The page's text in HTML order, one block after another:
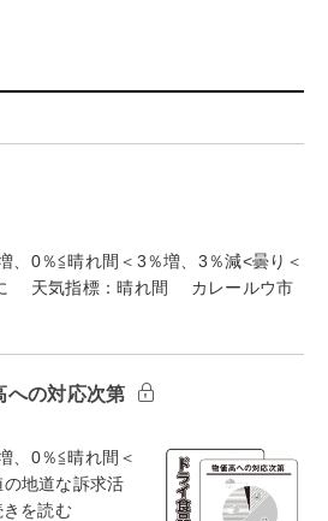
0％≦晴れ間＜3％増、3％減<曇り＜
気指標：晴れ間 カレールウ市
の対応次第
、0％≦晴れ間＜
道な訴求活
を読む